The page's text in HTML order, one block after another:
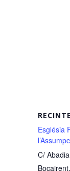
RECINTE
Església
C/
Bocairent,